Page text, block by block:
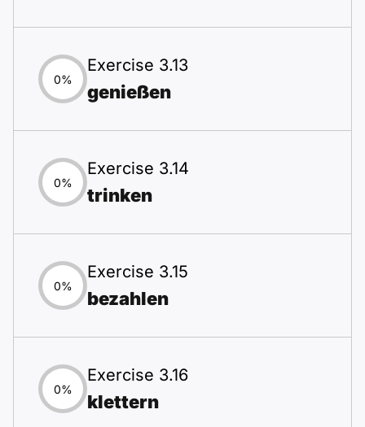
0%
Exercise 3.13
genießen
0%
Exercise 3.14
trinken
0%
Exercise 3.15
bezahlen
0%
Exercise 3.16
klettern